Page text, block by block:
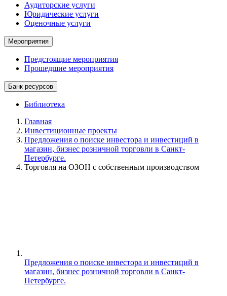
Аудиторские услуги
Юридические услуги
Оценочные услуги
Мероприятия
Предстоящие мероприятия
Прошедшие мероприятия
Банк ресурсов
Библиотека
Главная
Инвестиционные проекты
Предложения о поиске инвестора и инвестиций в
магазин, бизнес розничной торговли в Санкт-
Петербурге.
Торговля на ОЗОН с собственным производством
Предложения о поиске инвестора и инвестиций в
магазин, бизнес розничной торговли в Санкт-
Петербурге.